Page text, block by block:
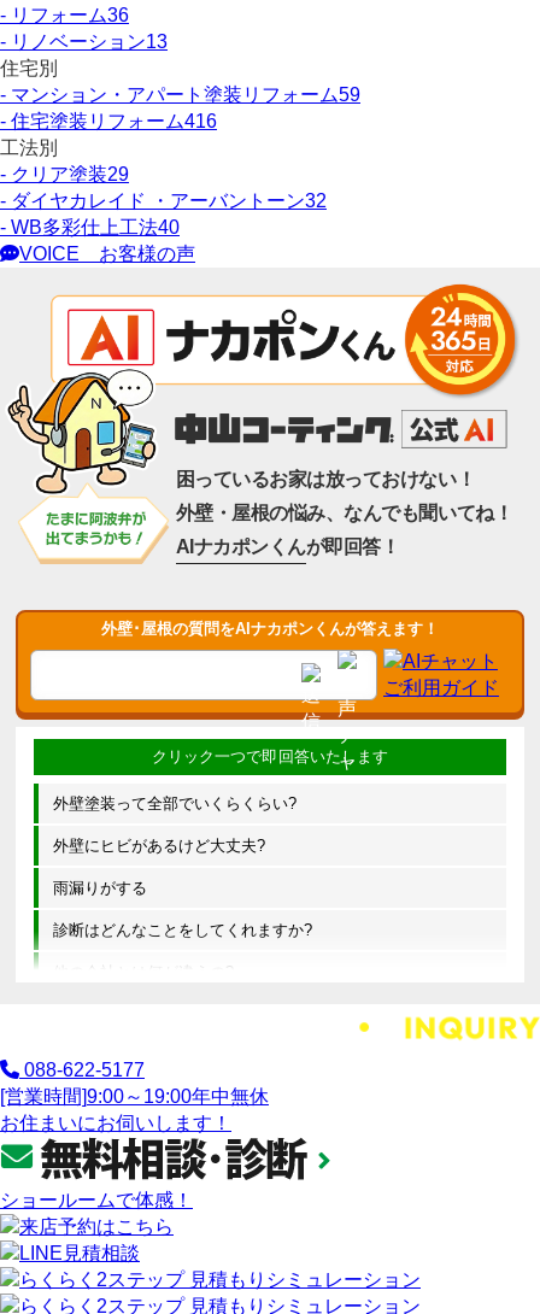
- リフォーム36
- リノベーション13
住宅別
- マンション・アパート塗装リフォーム59
- 住宅塗装リフォーム416
工法別
- クリア塗装29
- ダイヤカレイド ・アーバントーン32
- WB多彩仕上工法40
VOICE
お客様の声
困っているお家は放っておけない！
外壁・屋根の悩み、なんでも聞いてね！
AIナカポンくんが即回答！
外壁･屋根の質問をAIナカポンくんが答えます！
外壁塗装って全部でいくらくらい?
外壁にヒビがあるけど大丈夫?
雨漏りがする
診断はどんなことをしてくれますか?
他の会社とは何が違うの?
088-622-5177
[営業時間] 9:00～19:00年中無休
お住まいにお伺いします！
ショールームで体感！